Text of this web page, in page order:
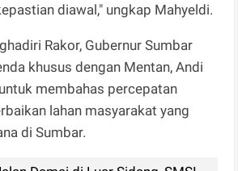
diawal," ungkap Mahyeldi.
Rakor, Gubernur Sumbar
khusus dengan Mentan, Andi
membahas percepatan
lahan masyarakat yang
di Sumbar.